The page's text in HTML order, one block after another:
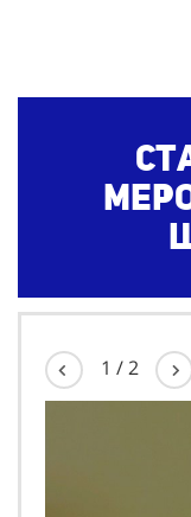
1 /2